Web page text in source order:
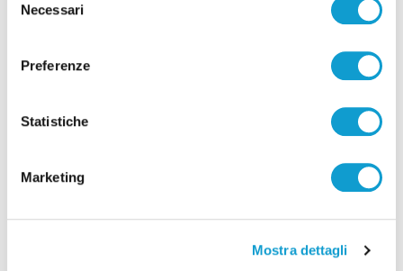
delNecessari
Preferenze
Statistiche
Marketing
Mostra dettagli